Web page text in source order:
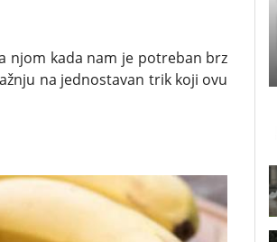
njom kada nam je potreban brz
na jednostavan trik koji ovu